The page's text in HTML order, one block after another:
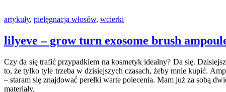
artykuły, pielęgnacja włosów, wcierki
lilyeve – grow turn exosome brush
Czy da się trafić przypadkiem na kosmetyk idealny? Da się.
to, że tylko tyle trzeba w dzisiejszych czasach, żeby mnie kupić.
– staram się znajdować perełki warte polecenia. Mam już za sobą
materiały.